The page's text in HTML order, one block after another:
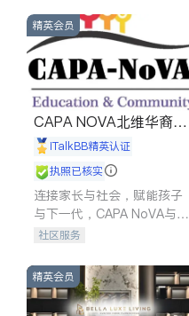
建筑合同、刑事案件全包办
信托/遗嘱
商业
索赔
律师-其它 保释
精英会员
CAPA NOVA北维华裔家
长会iTalkBB精英认证
执照已核实
连接家长与社会，赋能孩子
与下一代，CAPA NoVA与您
携手建设包容、公平、充满
社区服务
精英会员